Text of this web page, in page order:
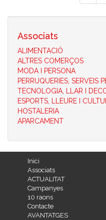
Associats
ALIMENTACIÓ
ALTRES COMERÇOS
MODA I PERSONA
PERRUQUERIES, SERVEIS
TECNOLOGIA, LLAR I
ESPORTS, LLEURE I
HOSTALERIA
APARCAMENT
Inici
Associats
ACTUALITAT
Campanyes
10 raons
Contacte
AVANTATGES